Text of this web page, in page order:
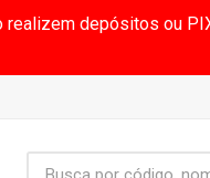
realizem depósitos ou